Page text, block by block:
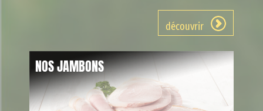
découvrir
NOS JAMBONS